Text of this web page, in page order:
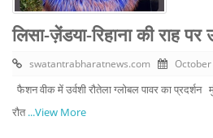
लिसा-ज़ेंडया-रिहाना की राह पर
swatantrabharatnews.com
फैशन वीक में उर्वशी रौतेला ग्लोबल पावर का प्रदर्शन
रौत...View More